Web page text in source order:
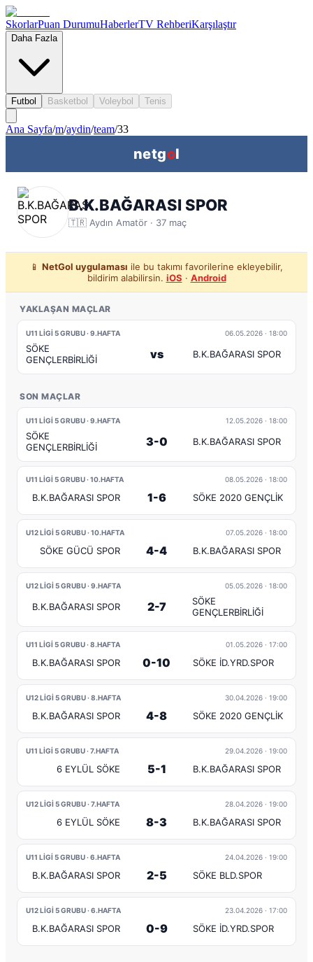
SkorlarPuan DurumuHaberlerTV RehberiKarşılaştır
Daha Fazla
Futbol Basketbol Voleybol Tenis
Ana Sayfa/m/aydin/team/33
netgol
B.K.BAĞARASI SPOR
🇹🇷 Aydın Amatör · 37 maç
📱 NetGol uygulaması ile bu takımı favorilerine ekleyebilir,
bildirim alabilirsin. iOS · Android
YAKLAŞAN MAÇLAR
U11 LİGİ 5 GRUBU · 9.HAFTA 06.05.2026 · 18:00
SÖKE
GENÇLERBİRLİĞİ
vs B.K.BAĞARASI SPOR
SON MAÇLAR
U11 LİGİ 5 GRUBU · 9.HAFTA 12.05.2026 · 18:00
SÖKE
GENÇLERBİRLİĞİ
3-0 B.K.BAĞARASI SPOR
U11 LİGİ 5 GRUBU · 10.HAFTA 08.05.2026 · 18:00
B.K.BAĞARASI SPOR 1-6 SÖKE 2020 GENÇLİK
U12 LİGİ 5 GRUBU · 10.HAFTA 07.05.2026 · 18:00
SÖKE GÜCÜ SPOR 4-4 B.K.BAĞARASI SPOR
U12 LİGİ 5 GRUBU · 9.HAFTA 05.05.2026 · 18:00
B.K.BAĞARASI SPOR 2-7
SÖKE
GENÇLERBİRLİĞİ
U11 LİGİ 5 GRUBU · 8.HAFTA 01.05.2026 · 17:00
B.K.BAĞARASI SPOR 0-10 SÖKE İD.YRD.SPOR
U12 LİGİ 5 GRUBU · 8.HAFTA 30.04.2026 · 19:00
B.K.BAĞARASI SPOR 4-8 SÖKE 2020 GENÇLİK
U11 LİGİ 5 GRUBU · 7.HAFTA 29.04.2026 · 19:00
6 EYLÜL SÖKE 5-1 B.K.BAĞARASI SPOR
U12 LİGİ 5 GRUBU · 7.HAFTA 28.04.2026 · 19:00
6 EYLÜL SÖKE 8-3 B.K.BAĞARASI SPOR
U11 LİGİ 5 GRUBU · 6.HAFTA 24.04.2026 · 19:00
B.K.BAĞARASI SPOR 2-5 SÖKE BLD.SPOR
U12 LİGİ 5 GRUBU · 6.HAFTA 23.04.2026 · 17:00
B.K.BAĞARASI SPOR 0-9 SÖKE İD.YRD.SPOR